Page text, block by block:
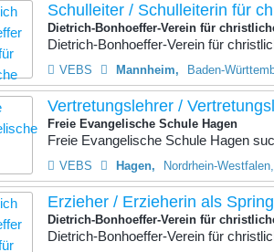
Schulleiter / Schulleiterin für
Dietrich-Bonhoeffer-Verein für
Dietrich-Bonhoeffer-Verein für
VEBS Mannheim Baden-
Vertretungslehrer /
Freie Evangelische Schule Hagen
Freie Evangelische Schule Hagen
VEBS Hagen Nordrhein-
Erzieher / Erzieherin als
Dietrich-Bonhoeffer-Verein für
Dietrich-Bonhoeffer-Verein für